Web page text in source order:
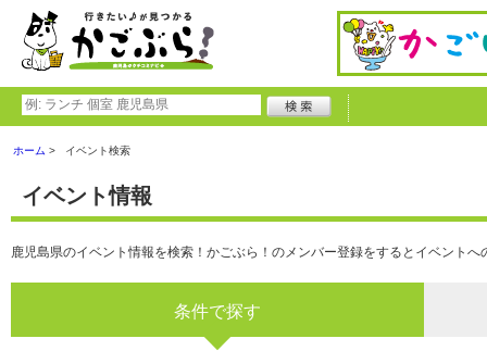
ホーム イベント検索
イベント情報
鹿児島県のイベント情報を検索！かごぶら！のメンバー登録をするとイベント
条件で探す